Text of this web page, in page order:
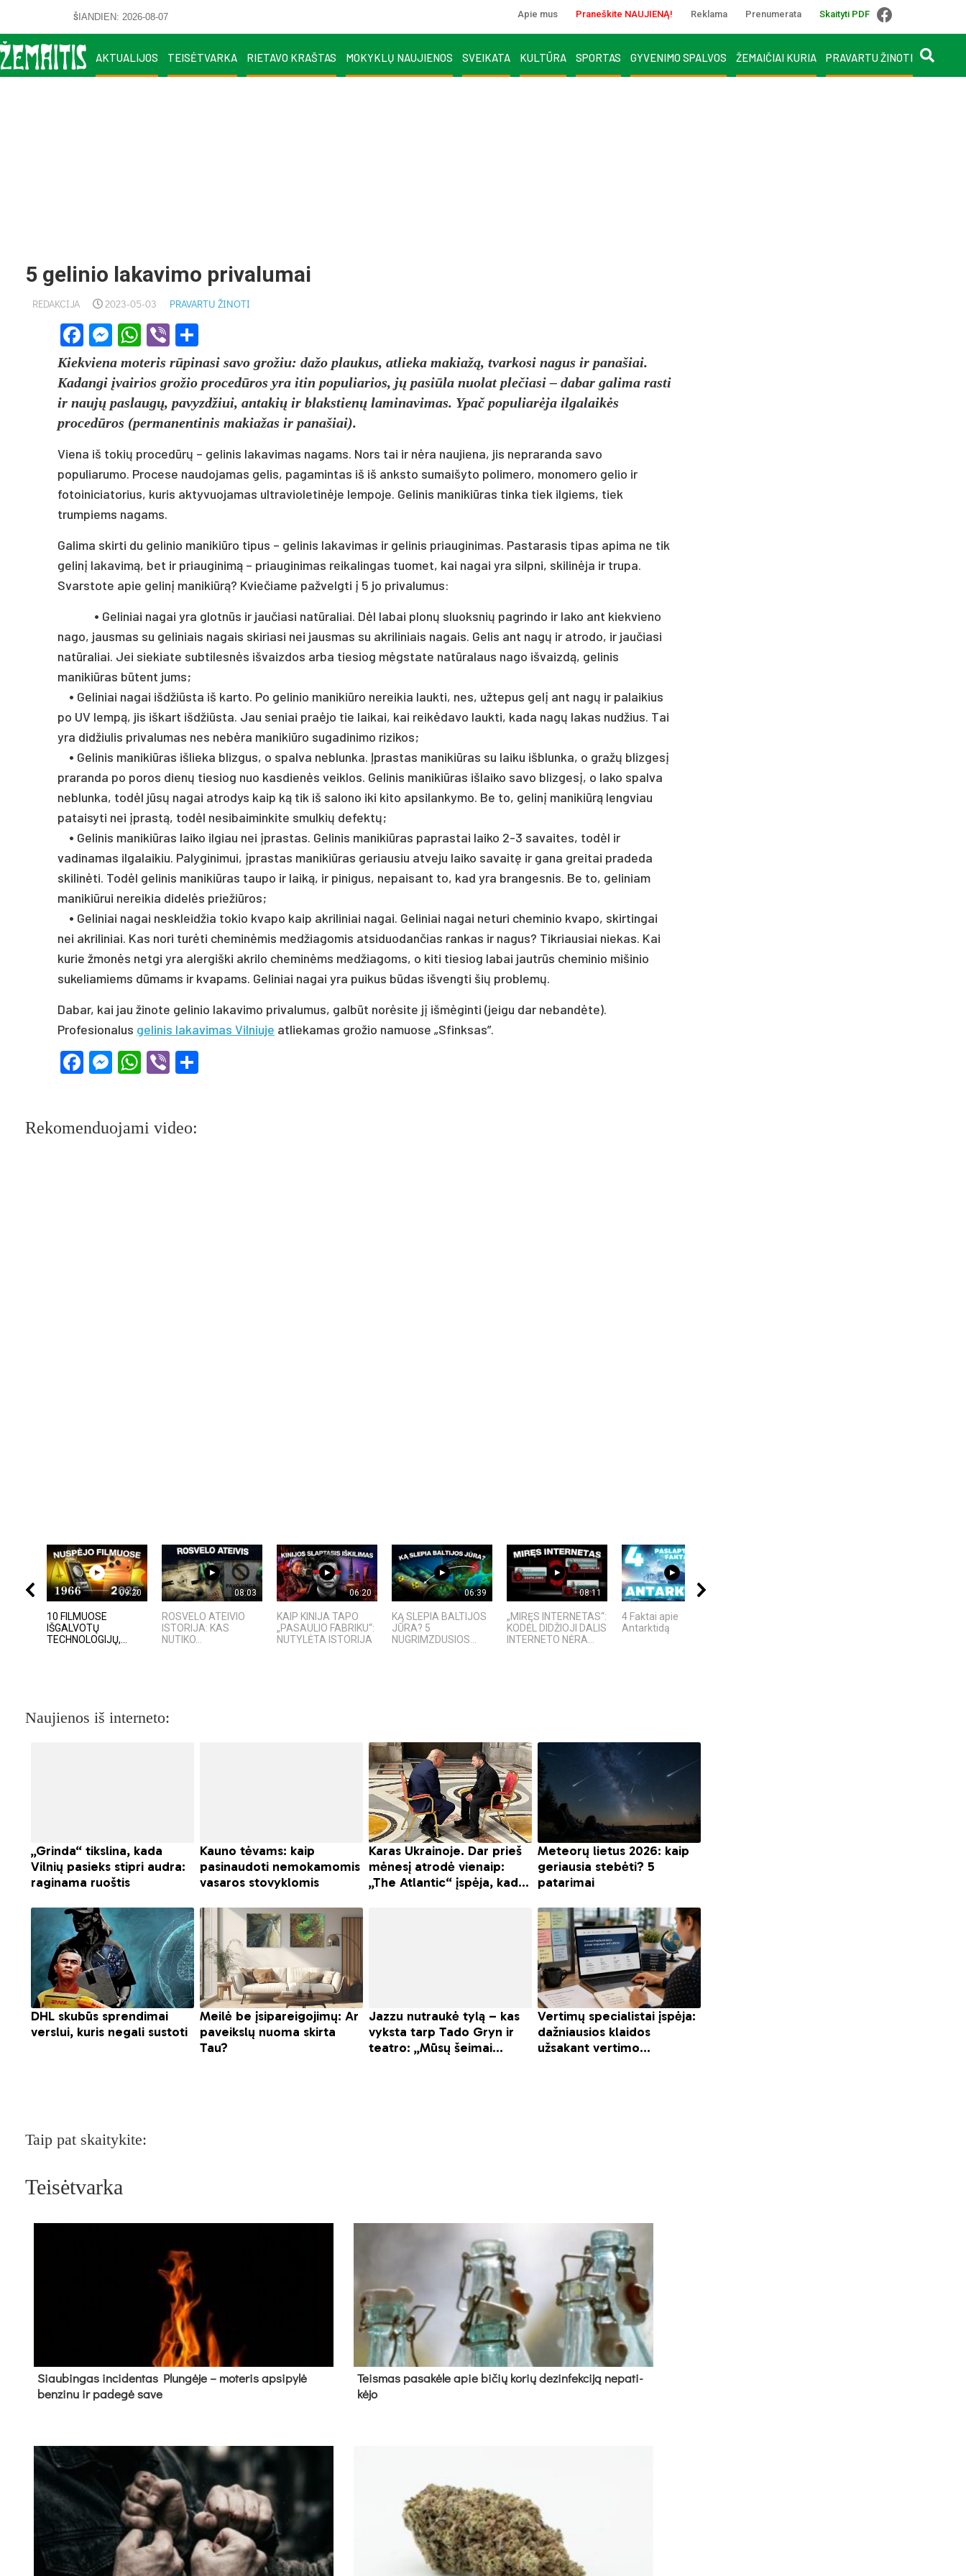
ŠIANDIEN: 2026-08-07 Apie mus Praneškite NAUJIENĄ! Reklama Prenumerata Skaityti PDF
AKTUALIJOS TEISĖTVARKA RIETAVO KRAŠTAS MOKYKLŲ NAUJIENOS SVEIKATA KULTŪRA SPORTAS GYVENIMO SPALVOS ŽEMAIČIAI KURIA PRAVARTU ŽINOTI
5 gelinio lakavimo privalumai
REDAKCIJA 2023-05-03 PRAVARTU ŽINOTI
Facebook
Messenger
WhatsApp
Viber
Kiekviena moteris rūpinasi savo grožiu: dažo plaukus, atlieka makiažą, tvarkosi nagus ir panašiai.
Kadangi įvairios grožio procedūros yra itin populiarios, jų pasiūla nuolat plečiasi – dabar galima rasti
ir naujų paslaugų, pavyzdžiui, antakių ir blakstienų laminavimas. Ypač populiarėja ilgalaikės
procedūros (permanentinis makiažas ir panašiai).
Viena iš tokių procedūrų – gelinis lakavimas nagams. Nors tai ir nėra naujiena, jis nepraranda savo
populiarumo. Procese naudojamas gelis, pagamintas iš iš anksto sumaišyto polimero, monomero gelio ir
fotoiniciatorius, kuris aktyvuojamas ultravioletinėje lempoje. Gelinis manikiūras tinka tiek ilgiems, tiek
trumpiems nagams.
Galima skirti du gelinio manikiūro tipus – gelinis lakavimas ir gelinis priauginimas. Pastarasis tipas apima ne tik
gelinį lakavimą, bet ir priauginimą – priauginimas reikalingas tuomet, kai nagai yra silpni, skilinėja ir trupa.
Svarstote apie gelinį manikiūrą? Kviečiame pažvelgti į 5 jo privalumus:
• Geliniai nagai yra glotnūs ir jaučiasi natūraliai. Dėl labai plonų sluoksnių pagrindo ir lako ant kiekvieno
nago, jausmas su geliniais nagais skiriasi nei jausmas su akriliniais nagais. Gelis ant nagų ir atrodo, ir jaučiasi
natūraliai. Jei siekiate subtilesnės išvaizdos arba tiesiog mėgstate natūralaus nago išvaizdą, gelinis
manikiūras būtent jums;
• Geliniai nagai išdžiūsta iš karto. Po gelinio manikiūro nereikia laukti, nes, užtepus gelį ant nagų ir palaikius
po UV lempą, jis iškart išdžiūsta. Jau seniai praėjo tie laikai, kai reikėdavo laukti, kada nagų lakas nudžius. Tai
yra didžiulis privalumas nes nebėra manikiūro sugadinimo rizikos;
• Gelinis manikiūras išlieka blizgus, o spalva neblunka. Įprastas manikiūras su laiku išblunka, o gražų blizgesį
praranda po poros dienų tiesiog nuo kasdienės veiklos. Gelinis manikiūras išlaiko savo blizgesį, o lako spalva
neblunka, todėl jūsų nagai atrodys kaip ką tik iš salono iki kito apsilankymo. Be to, gelinį manikiūrą lengviau
pataisyti nei įprastą, todėl nesibaiminkite smulkių defektų;
• Gelinis manikiūras laiko ilgiau nei įprastas. Gelinis manikiūras paprastai laiko 2-3 savaites, todėl ir
vadinamas ilgalaikiu. Palyginimui, įprastas manikiūras geriausiu atveju laiko savaitę ir gana greitai pradeda
skilinėti. Todėl gelinis manikiūras taupo ir laiką, ir pinigus, nepaisant to, kad yra brangesnis. Be to, geliniam
manikiūrui nereikia didelės priežiūros;
• Geliniai nagai neskleidžia tokio kvapo kaip akriliniai nagai. Geliniai nagai neturi cheminio kvapo, skirtingai
nei akriliniai. Kas nori turėti cheminėmis medžiagomis atsiduodančias rankas ir nagus? Tikriausiai niekas. Kai
kurie žmonės netgi yra alergiški akrilo cheminėms medžiagoms, o kiti tiesiog labai jautrūs cheminio mišinio
sukeliamiems dūmams ir kvapams. Geliniai nagai yra puikus būdas išvengti šių problemų.
Dabar, kai jau žinote gelinio lakavimo privalumus, galbūt norėsite jį išmėginti (jeigu dar nebandėte).
Profesionalus gelinis lakavimas Vilniuje atliekamas grožio namuose „Sfinksas”.
Facebook
Messenger
WhatsApp
Viber
Rekomenduojami video:
09:20
10 FILMUOSE
IŠGALVOTŲ
TECHNOLOGIJŲ,...
08:03
ROSVELO ATEIVIO
ISTORIJA: KAS
NUTIKO...
06:20
KAIP KINIJA TAPO
„PASAULIO FABRIKU“:
NUTYLĖTA ISTORIJA
06:39
KĄ SLEPIA BALTIJOS
JŪRA? 5
NUGRIMZDUSIOS...
08:11
„MIRĘS INTERNETAS“:
KODĖL DIDŽIOJI DALIS
INTERNETO NĖRA...
04:58
4 Faktai apie
Antarktidą
Naujienos iš interneto:
Taip pat skaitykite:
Teisėtvarka
Siau­bin­gas in­ci­den­tas Plun­gė­je – mo­te­ris ap­si­py­lė
ben­zi­nu ir pa­de­gė sa­ve
Teis­mas pa­sa­kė­le apie bi­čių ko­rių de­zin­fek­ci­ją ne­pa­ti­
kė­jo